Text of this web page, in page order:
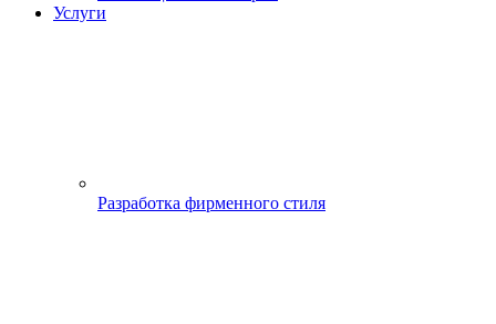
Услуги
Разработка фирменного стиля